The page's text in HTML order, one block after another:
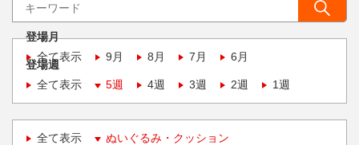
登場月
全て表示
9月 8月 7月 6月
登場週
全て表示
5週 4週 3週 2週 1週
全て表示 ぬいぐるみ・クッション